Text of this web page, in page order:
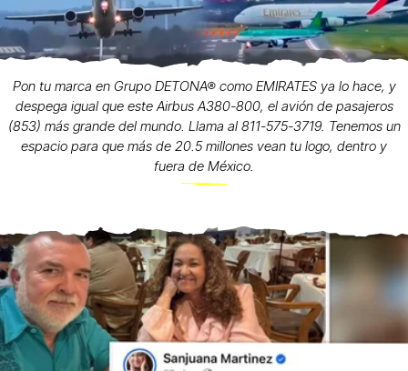
Pon tu marca en Grupo DETONA® como EMIRATES ya lo hace, y
despega igual que este Airbus A380-800, el avión de pasajeros
(853) más grande del mundo. Llama al 811-575-3719. Tenemos un
espacio para que más de 20.5 millones vean tu logo, dentro y
fuera de México.